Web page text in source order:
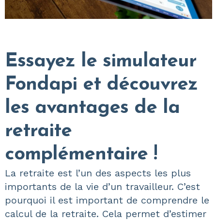
Essayez le simulateur
Fondapi et découvrez
les avantages de la
retraite
complémentaire !
La retraite est l’un des aspects les plus
importants de la vie d’un travailleur. C’est
pourquoi il est important de comprendre le
calcul de la retraite. Cela permet d’estimer